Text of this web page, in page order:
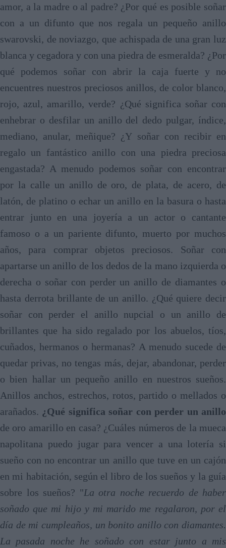
amor, a la madre o al padre? ¿Por qué es posible soñar
con a un difunto que nos regala un pequeño anillo
swarovski, de noviazgo, que achispada de una gran luz
blanca y cegadora y con una piedra de esmeralda? ¿Por
qué podemos soñar con abrir la caja fuerte y no
encuentres nuestros preciosos anillos, de color blanco,
rojo, azul, amarillo, verde? ¿Qué significa soñar con
enhebrar o desfilar un anillo del dedo pulgar, índice,
mediano, anular, meñique? ¿Y soñar con recibir en
regalo un fantástico anillo con una piedra preciosa
engastada? A menudo podemos soñar con encontrar
por la calle un anillo de oro, de plata, de acero, de
latón, de platino o echar un anillo en la basura o hasta
entrar junto en una joyería a un actor o cantante
famoso o a un pariente difunto, muerto por muchos
años, para comprar objetos preciosos. Soñar con
apartarse un anillo de los dedos de la mano izquierda o
derecha o soñar con perder un anillo de diamantes o
hasta derrota brillante de un anillo. ¿Qué quiere decir
soñar con perder el anillo nupcial o un anillo de
brillantes que ha sido regalado por los abuelos, tíos,
cuñados, hermanos o hermanas? A menudo sucede de
quedar privas, no tengas más, dejar, abandonar, perder
o bien hallar un pequeño anillo en nuestros sueños.
Anillos anchos, estrechos, rotos, partido o mellados o
arañados. ¿Qué significa soñar con perder un anillo
de oro amarillo en casa? ¿Cuáles números de la mueca
napolitana puedo jugar para vencer a una lotería si
sueño con no encontrar un anillo que tuve en un cajón
en mi habitación, según el libro de los sueños y la guía
sobre los sueños? "La otra noche recuerdo de haber
soñado que mi hijo y mi marido me regalaron, por el
día de mi cumpleaños, un bonito anillo con diamantes.
La pasada noche he soñado con estar junto a mis